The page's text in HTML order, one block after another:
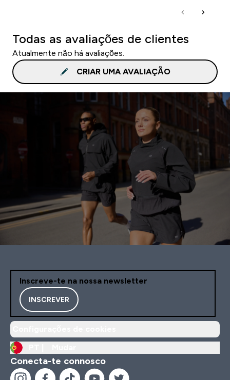
Todas as avaliações de clientes
Atualmente não há avaliações.
CRIAR UMA AVALIAÇÃO
Inscreve-te na nossa newsletter
INSCREVER
Conecta-te connosco